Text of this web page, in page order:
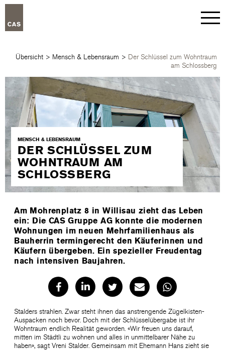
Übersicht> Mensch & Lebensraum > Der Schlüssel zum Wohntraum
am Schlossberg
MENSCH & LEBENSRAUM
DER SCHLÜSSEL ZUM
WOHNTRAUM AM
SCHLOSSBERG
Am Mohrenplatz 8 in Willisau zieht das Leben
ein: Die CAS Gruppe AG konnte die modernen
Wohnungen im neuen Mehrfamilienhaus als
Bauherrin termingerecht den Käuferinnen und
Käufern übergeben. Ein spezieller Freudentag
nach intensiven Baujahren.
Stalders strahlen. Zwar steht ihnen das anstrengende Zügelkisten-
Auspacken noch bevor. Doch mit der Schlüsselübergabe ist ihr
Wohntraum endlich Realität geworden. «Wir freuen uns darauf,
mitten im Städtli zu wohnen und alles in unmittelbarer Nähe zu
haben», sagt Vreni Stalder. Gemeinsam mit Ehemann Hans zieht sie